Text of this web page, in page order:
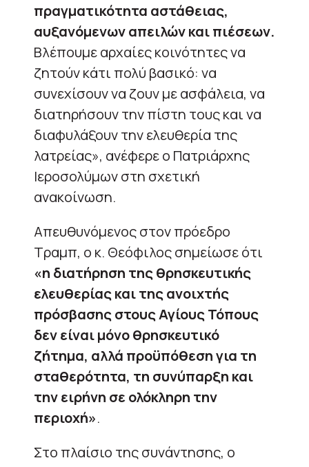
πραγματικότητα αστάθειας,
αυξανόμενων απειλών και πιέσεων.
Βλέπουμε αρχαίες κοινότητες να
ζητούν κάτι πολύ βασικό: να
συνεχίσουν να ζουν με ασφάλεια, να
διατηρήσουν την πίστη τους και να
διαφυλάξουν την ελευθερία της
λατρείας», ανέφερε ο Πατριάρχης
Ιεροσολύμων στη σχετική
ανακοίνωση.
Απευθυνόμενος στον πρόεδρο
Τραμπ, ο κ. Θεόφιλος σημείωσε ότι
«η διατήρηση της θρησκευτικής
ελευθερίας και της ανοιχτής
πρόσβασης στους Αγίους Τόπους
δεν είναι μόνο θρησκευτικό
ζήτημα, αλλά προϋπόθεση για τη
σταθερότητα, τη συνύπαρξη και
την ειρήνη σε ολόκληρη την
περιοχή».
Στο πλαίσιο της συνάντησης, ο